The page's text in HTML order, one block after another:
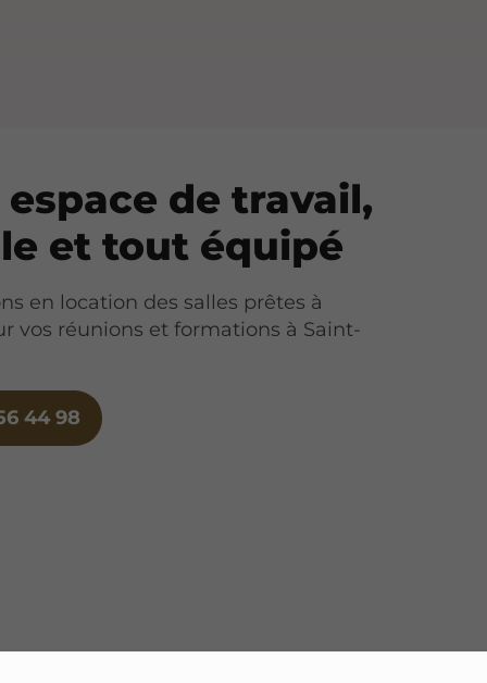
de travail,
et tout équipé
en location des salles prêtes à
vos réunions et formations à Saint-
44 98